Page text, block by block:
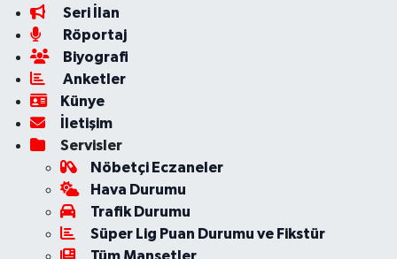
Seri İlan
Röportaj
Biyografi
Anketler
Künye
İletişim
Servisler
Nöbetçi Eczaneler
Hava Durumu
Trafik Durumu
Süper Lig Puan Durumu ve Fikstür